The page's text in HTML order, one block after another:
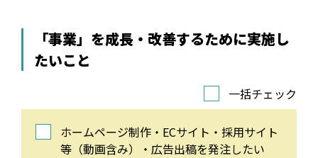
「事業」を成長・改善するために実施し
たいこと
一括チェック
ホームページ制作・ECサイト・採用サイト
等（動画含み）・広告出稿を発注したい